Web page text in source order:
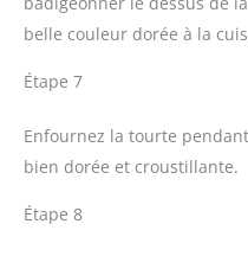
belle couleur dorée à la
Étape 7
Enfournez la tourte
bien dorée et croustillante.
Étape 8